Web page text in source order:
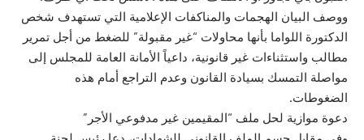
ووصف البيان الهجمات والمناكفات الإعلامية التي تستهدف شخص
الدكتورة اللواما بأنها محاولات “غير مقبولة” للضغط من أجل تمرير
مطالب واستثناءات غير قانونية، داعياً الأمانة العامة للمجلس إلى
مواصلة التمسك بسيادة القانون وعدم التراجع أمام هذه
الضغوطات.
دعوة موازية لحل ملف “المقيمين غير مدفوعي الأجر”